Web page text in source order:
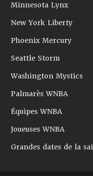
Minnesota Lynx
New York Liberty
Phoenix Mercury
Seattle Storm
Washington Mystics
Palmarès WNBA
Équipes WNBA
Joueuses WNBA
Grandes dates de la